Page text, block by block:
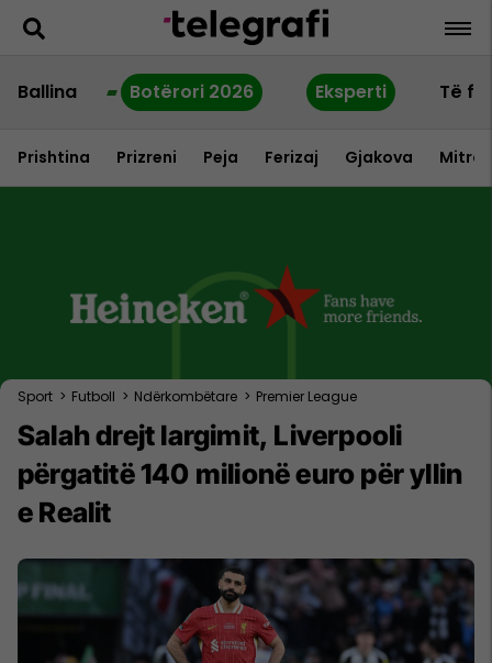
Ballina Botërori 2026 Eksperti Të
Prishtina Prizreni Peja Ferizaj Gjakova
Sport > Futboll > Ndërkombëtare > Premier League
Salah drejt largimit, Liverpooli
përgatitë 140 milionë euro për yllin
e Realit